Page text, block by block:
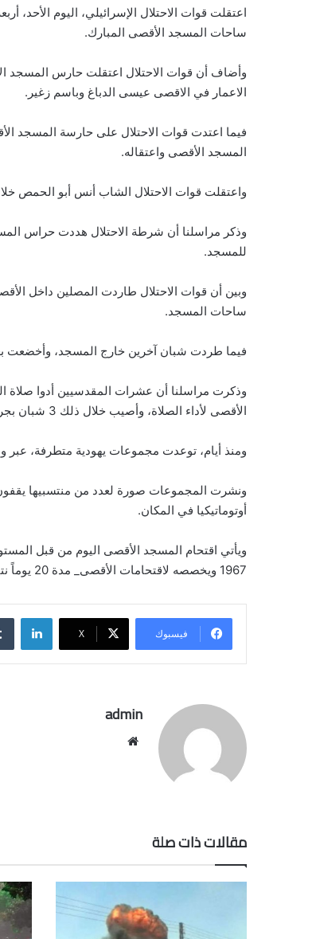
اعتقلت قوات الاحتلال الإسرائيلي، اليوم
ساحات المسجد الأقصى المبارك.
وأضاف أن قوات الاحتلال اعتقلت حارس
الاعمار في الاقصى عيسى الدباغ وباسم زغير.
فيما اعتدت قوات الاحتلال على حارسة المسجد
المسجد الأقصى واعتقاله.
واعتقلت قوات الاحتلال الشاب أنس أبو الحمص
وذكر مراسلنا أن شرطة الاحتلال هددت حراس
للمسجد.
وبين أن قوات الاحتلال طاردت المصلين داخل
ساحات المسجد.
فيما طردت شبان آخرين خارج المسجد، وأخضعت
وذكرت مراسلنا أن عشرات المقدسيين أدوا صلاة
الأقصى لأداء الصلاة، وأصيب خلال ذلك 3 شبان بجروح متفاوتة، فيما اعتقل الاحتلال 4 آخرين.
ومنذ أيام، توعدت مجموعات يهودية متطرفة، عبر
ونشرت المجموعات صورة لعدد من منتسبيها
أوتوماتيكيا في المكان.
ويأتي اقتحام المسجد الأقصى اليوم من قبل
1967 ويخصصه لاقتحامات الأقصى_ مدة 20 يوماً نتيجة المواجهات والتصعيد في الأراضي الفلسطينية.
فيسبوك ‫X
admin
مقالات ذات صلة